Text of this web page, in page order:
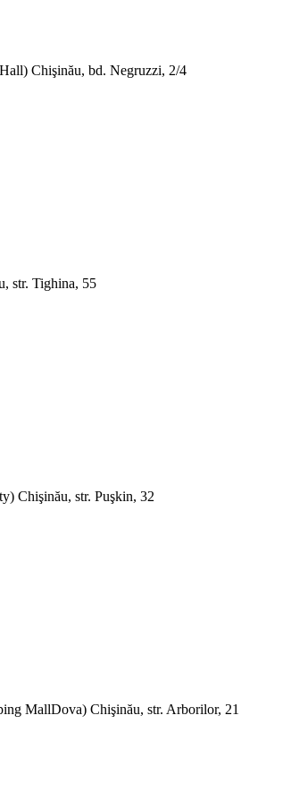
Chişinău, bd. Negruzzi, 2/4
str. Tighina, 55
Chişinău, str. Puşkin, 32
MallDova) Chişinău, str. Arborilor, 21